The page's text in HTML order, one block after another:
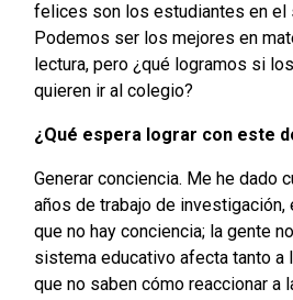
felices son los estudiantes en el
Podemos ser los mejores en
lectura, pero ¿qué logramos si
quieren ir al colegio?
¿Qué espera lograr con este
Generar conciencia. Me he dado
años de trabajo de
que no hay conciencia; la gente
sistema educativo afecta tanto a
que no saben cómo reaccionar a